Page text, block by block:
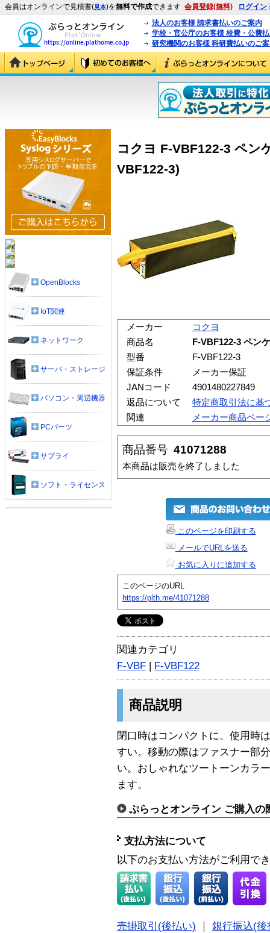
会員はオンラインで見積書(見本)を無料で作成できます 会員登録(無料) ログイン
法人のお客様 請求書払いのご案内
学校・官公庁のお客様 校費・公費
研究機関のお客様 科研費払いのご
コクヨ F-VBF122-3 ペン
VBF122-3)
メーカー
コクヨ
商品名
F-VBF122-3 ペン
型番
F-VBF122-3
保証条件
メーカー保証
JANコード
4901480227849
返品について
特定商取引法に基
関連
メーカー商品ペー
商品番号 41071288
本商品は販売を終了しました
このページを印刷する
メールでURLを送る
お気に入りに追加する
このページのURL
https://plth.me/41071288
関連カテゴリ
F-VBF | F-VBF122
商品説明
閉口時はコンパクトに。使用時
すい。移動の際はファスナー部
い。おしゃれなツートーンカラ
ます。
ぷらっとオンライン ご購入の
支払方法について
以下のお支払い方法がご利用で
売掛取引(後払い)
銀行振込(後
OpenBlocks
IoT関連
ネットワーク
サーバ・ストレージ
パソコン・周辺機器
PCパーツ
サプライ
ソフト・ライセンス